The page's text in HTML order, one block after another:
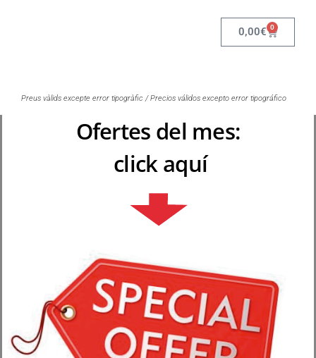
0,00€ 0
Preus vàlids excepte error tipogràfic / Precios válidos excepto error tipográfico
Ofertes del mes:
click aquí